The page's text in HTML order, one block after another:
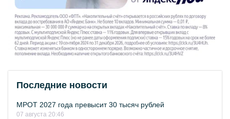
Последние новости
МРОТ 2027 года превысит 30 тысяч рублей
07 августа 20:46